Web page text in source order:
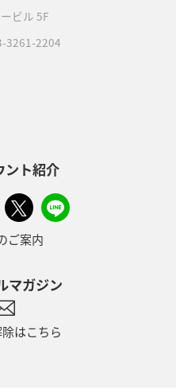
ビル 5F
3261-2204
ント紹介
ご案内
マガジン
はこちら